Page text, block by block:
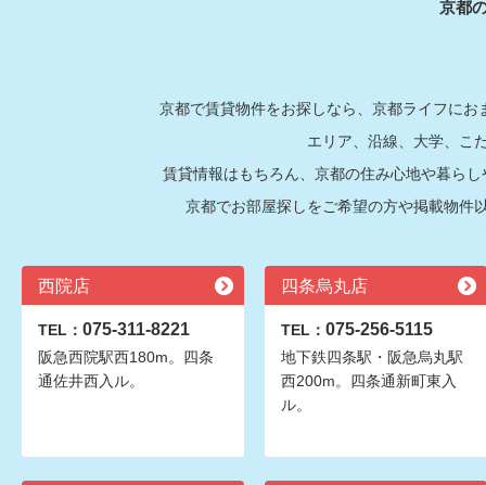
京都
京都で賃貸物件をお探しなら、京都ライフに
エリア、沿線、大学、こ
賃貸情報はもちろん、京都の住み心地や暮ら
京都でお部屋探しをご希望の方や掲載物件
西院店
TEL： 075-311-8221
阪急西院駅西180m。四条
通佐井西入ル。
四条烏丸店
TEL： 075-256-5115
地下鉄四条駅・阪急烏丸駅
西200m。四条通新町東入
ル。